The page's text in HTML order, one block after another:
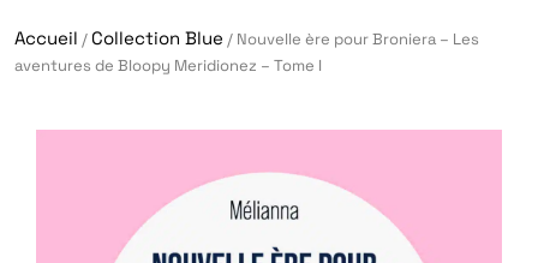
Accueil /Collection Blue / Nouvelle ère pour Broniera – Les
aventures de Bloopy Meridionez – Tome I